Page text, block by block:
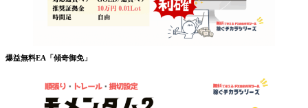
爆益無料EA「傾奇御免」